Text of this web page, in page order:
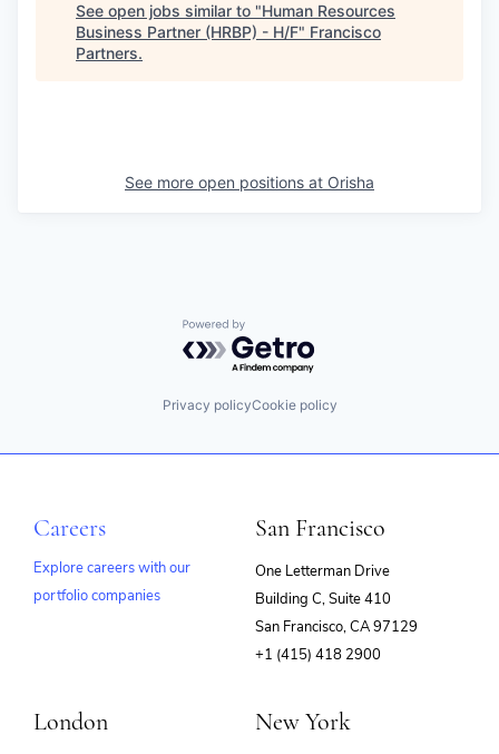
See open jobs similar to "Human Resources
Business Partner (HRBP) - H/F" Francisco
Partners.
See more open positions at Orisha
Powered by Getro.com
Privacy policyCookie policy
Careers
Explore careers with our
portfolio companies
San Francisco
One Letterman Drive
Building C, Suite 410
San Francisco, CA 97129
+1 (415) 418 2900
London New York